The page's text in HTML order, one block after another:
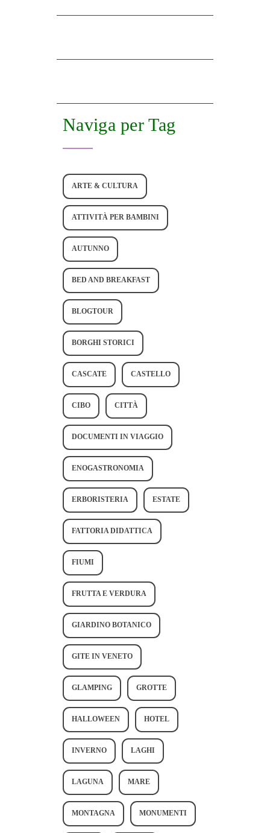
Naviga per Tag
ARTE & CULTURA
ATTIVITÀ PER BAMBINI
AUTUNNO
BED AND BREAKFAST
BLOGTOUR
BORGHI STORICI
CASCATE CASTELLO
CIBO CITTÀ
DOCUMENTI IN VIAGGIO
ENOGASTRONOMIA
ERBORISTERIA ESTATE
FATTORIA DIDATTICA
FIUMI
FRUTTA E VERDURA
GIARDINO BOTANICO
GITE IN VENETO
GLAMPING GROTTE
HALLOWEEN HOTEL
INVERNO LAGHI
LAGUNA MARE
MONTAGNA MONUMENTI